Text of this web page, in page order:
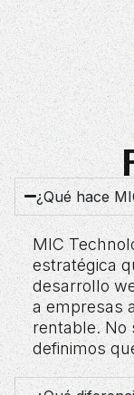
¿Qué hace
MIC
estratégica
desarrollo
a empresas
rentable. No
definimos